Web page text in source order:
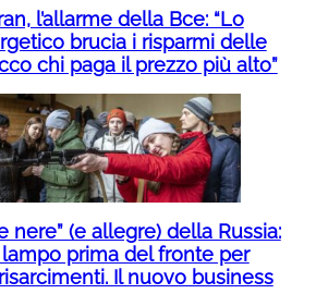
l’allarme della Bce: “Lo
brucia i risparmi delle
chi paga il prezzo più alto”
nere” (e allegre) della Russia:
prima del fronte per
Il nuovo business